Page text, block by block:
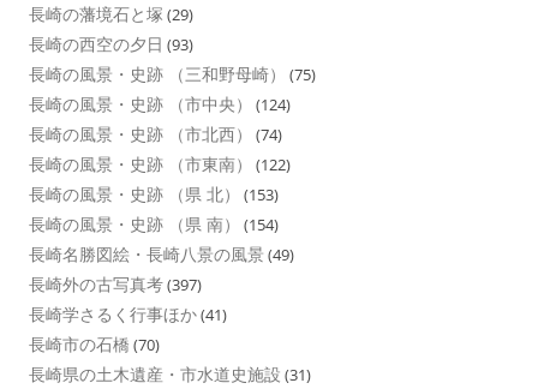
長崎の藩境石と塚 (29)
長崎の西空の夕日 (93)
長崎の風景・史跡 （三和野母崎） (75)
長崎の風景・史跡 （市中央） (124)
長崎の風景・史跡 （市北西） (74)
長崎の風景・史跡 （市東南） (122)
長崎の風景・史跡 （県 北） (153)
長崎の風景・史跡 （県 南） (154)
長崎名勝図絵・長崎八景の風景 (49)
長崎外の古写真考(397)
長崎学さるく行事ほか(41)
長崎市の石橋 (70)
長崎県の土木遺産・市水道史施設 (31)